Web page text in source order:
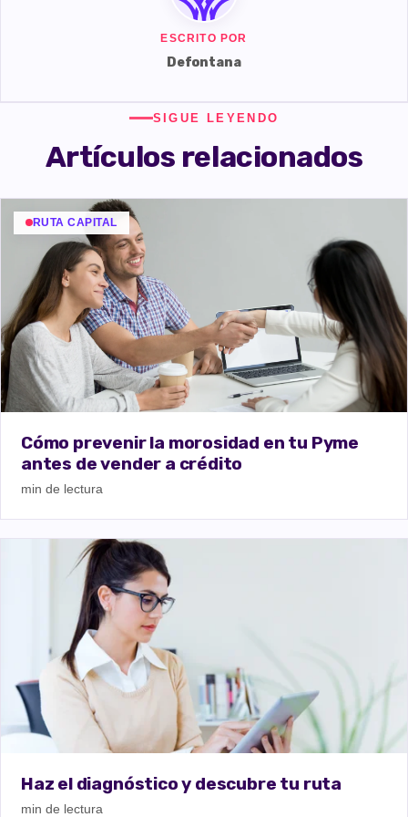
ESCRITO POR
Defontana
SIGUE LEYENDO
Artículos relacionados
RUTA CAPITAL
Cómo prevenir la morosidad en tu Pyme
antes de vender a crédito
min de lectura
Haz el diagnóstico y descubre tu ruta
min de lectura